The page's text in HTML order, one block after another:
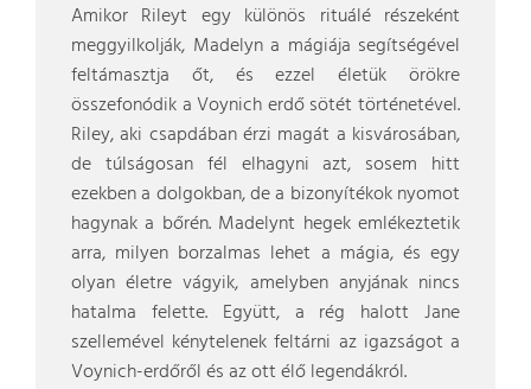
Amikor Rileyt egy különös rituálé részeként
meggyilkolják, Madelyn a mágiája segítségével
feltámasztja őt, és ezzel életük örökre
összefonódik a Voynich erdő sötét történetével.
Riley, aki csapdában érzi magát a kisvárosában,
de túlságosan fél elhagyni azt, sosem hitt
ezekben a dolgokban, de a bizonyítékok nyomot
hagynak a bőrén. Madelynt hegek emlékeztetik
arra, milyen borzalmas lehet a mágia, és egy
olyan életre vágyik, amelyben anyjának nincs
hatalma felette. Együtt, a rég halott Jane
szellemével kénytelenek feltárni az igazságot a
Voynich-erdőről és az ott élő legendákról.